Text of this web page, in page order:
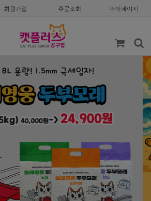
회원가입 주문조회 마이페이지